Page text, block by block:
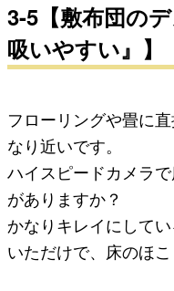
3-5【敷布団の
吸いやすい』】
フローリングや畳に
なり近いです。
ハイスピードカメラ
がありますか？
かなりキレイにして
いただけで、床のほ